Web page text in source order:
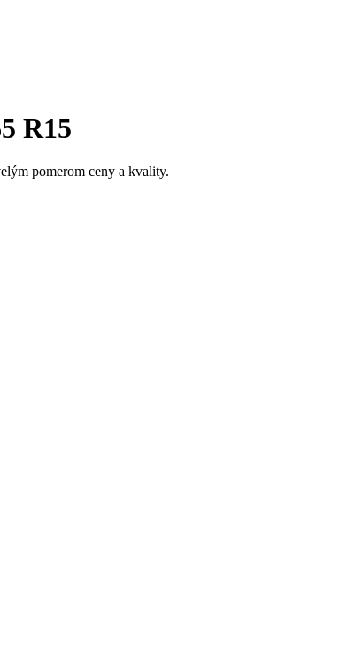
R15
pomerom ceny a kvality.